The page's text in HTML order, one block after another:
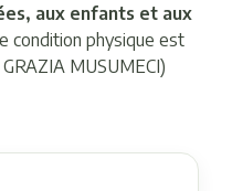
aux enfants et aux
condition physique est
MUSUMECI)